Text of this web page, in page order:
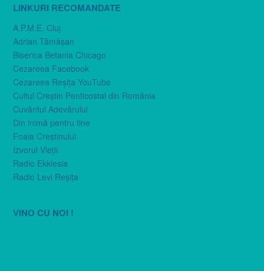
LINKURI RECOMANDATE
A.P.M.E. Cluj
Adrian Tămăşan
Biserica Betania Chicago
Cezareea Facebook
Cezareea Reşiţa YouTube
Cultul Creştin Penticostal din România
Cuvântul Adevărului
Din inimă pentru tine
Foaia Creştinului
Izvorul Vieţii
Radio Ekklesia
Radio Levi Reşiţa
VINO CU NOI !